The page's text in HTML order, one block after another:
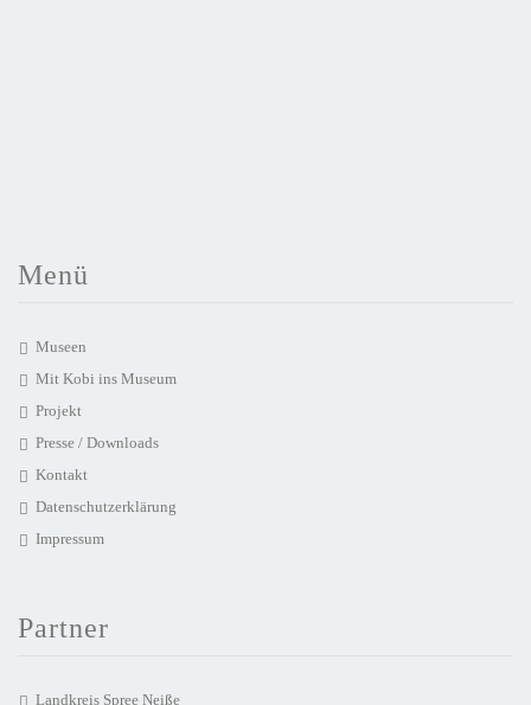
Menü
Museen
Mit Kobi ins Museum
Projekt
Presse / Downloads
Kontakt
Datenschutzerklärung
Impressum
Partner
Landkreis Spree Neiße